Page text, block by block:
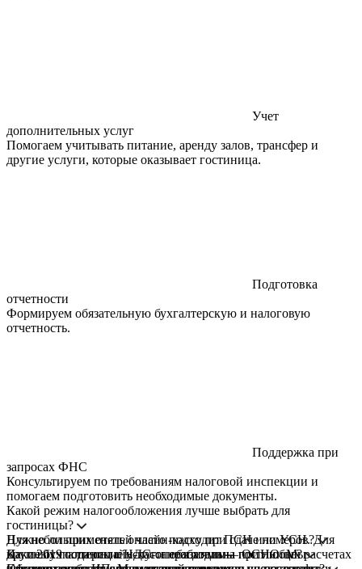
Учет
дополнительных услуг
Помогаем учитывать питание, аренду залов, трансфер и
другие услуги, которые оказывает гостиница.
Подготовка
отчетности
Формируем обязательную бухгалтерскую и налоговую
отчетность.
Поддержка при
запросах ФНС
Консультируем по требованиям налоговой инспекции и
помогаем подготовить необходимые документы.
Какой режим налогообложения лучше выбрать для
гостиницы?
Для небольших отелей часто подходит ПСН или УСН. Для
крупных гостиниц с НДС-операциями — ОСНО. Мы
Нужно ли применять онлайн-кассу при сдаче номеров?
Да, с 2019 года онлайн-касса обязательна при любых расчетах
Какие бухгалтерские услуги необходимы гостинице?